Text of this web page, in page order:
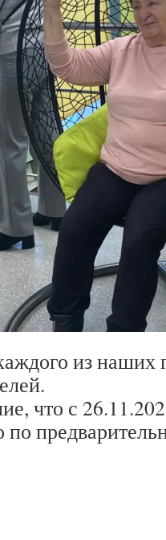
из наших
что с